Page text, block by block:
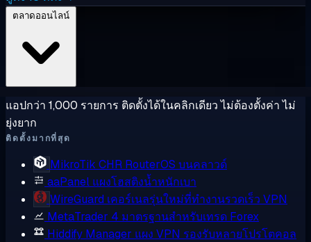
แอปกว่า 1,000 รายการ ติดตั้งได้ในคลิกเดียว ไม่ต้องตั้งค่า ไม่
ยุ่งยาก
ติดตั้งมากที่สุด
MikroTik CHR RouterOS บนคลาวด์
aaPanel แผงโฮสติงน้ำหนักเบา
WireGuard เคอร์เนลรุ่นใหม่ที่ทำงานรวดเร็ว VPN
MetaTrader 4 มาตรฐานสำหรับเทรด Forex
Hiddify Manager แผง VPN รองรับหลายโปรโตคอล